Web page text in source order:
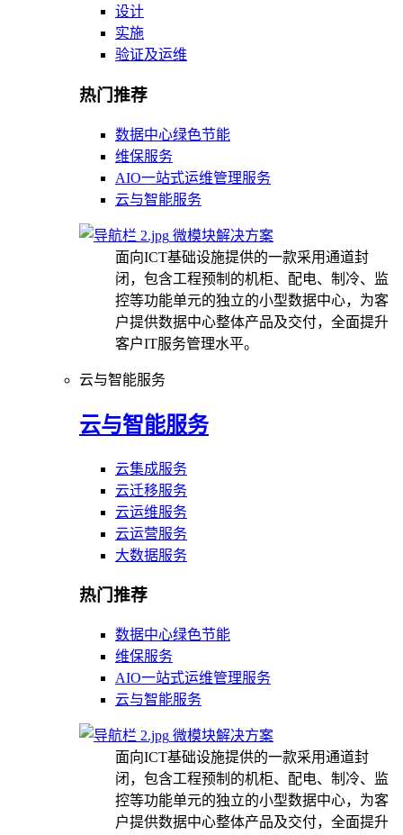
设计
实施
验证及运维
热门推荐
数据中心绿色节能
维保服务
AIO一站式运维管理服务
云与智能服务
微模块解决方案
面向ICT基础设施提供的一款采用通道封
闭，包含工程预制的机柜、配电、制冷、监
控等功能单元的独立的小型数据中心，为客
户提供数据中心整体产品及交付，全面提升
客户IT服务管理水平。
云与智能服务
云与智能服务
云集成服务
云迁移服务
云运维服务
云运营服务
大数据服务
热门推荐
数据中心绿色节能
维保服务
AIO一站式运维管理服务
云与智能服务
微模块解决方案
面向ICT基础设施提供的一款采用通道封
闭，包含工程预制的机柜、配电、制冷、监
控等功能单元的独立的小型数据中心，为客
户提供数据中心整体产品及交付，全面提升